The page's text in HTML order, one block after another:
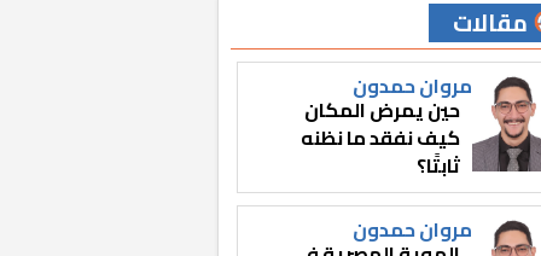
مقالات
مروان حمدون
حين يمرض المكان
كيف نفقد ما نظنه
ثابتًا؟
مروان حمدون